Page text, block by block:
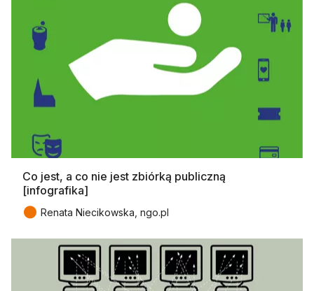
Co jest, a co nie jest zbiórką publiczną
[infografika]
● Renata Niecikowska, ngo.pl